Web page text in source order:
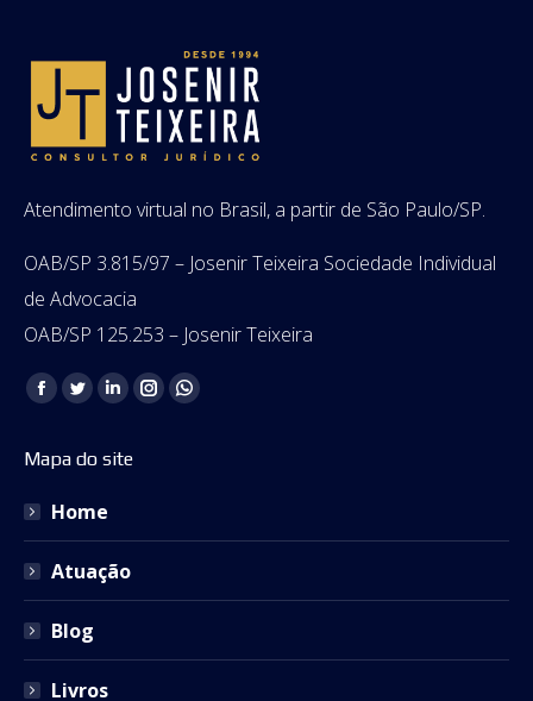
Atendimento virtual no Brasil, a partir de São Paulo/SP.
OAB/SP 3.815/97 – Josenir Teixeira Sociedade Individual
de Advocacia
OAB/SP 125.253 – Josenir Teixeira
Encontre-nos em:
Facebook
opens
new
Twitter
opens
new
Linkedin
opens
InstagramWhatsapp
Mapa do site
Home
Atuação
Blog
Livros